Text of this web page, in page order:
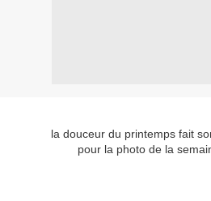
la douceur du printemps fait
pour la photo de la